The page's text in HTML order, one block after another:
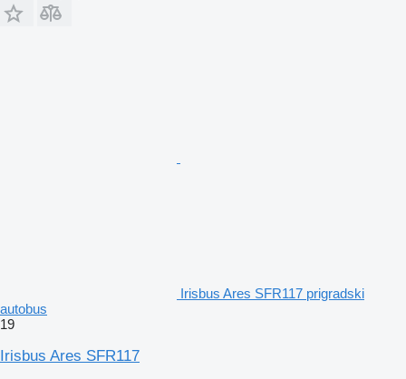
Irisbus Ares SFR117 prigradski
autobus
19
Irisbus Ares SFR117